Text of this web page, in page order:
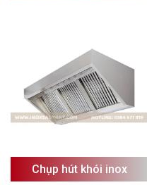
Chụp hút khói inox